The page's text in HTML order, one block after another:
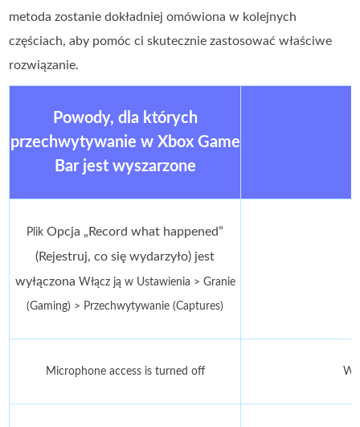
metoda zostanie dokładniej omówiona w kolejnych
częściach, aby pomóc ci skutecznie zastosować właściwe
rozwiązanie.
Powody, dla których
przechwytywanie w Xbox Game
Bar jest wyszarzone
PlikOpcja „Record what happened”
(Rejestruj, co się wydarzyło) jest
wyłączona Włącz ją w Ustawienia > Granie
(Gaming) > Przechwytywanie (Captures)
Microphone access is turned off